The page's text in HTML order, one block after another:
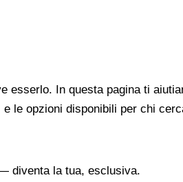
esserlo. In questa pagina ti
le opzioni disponibili per chi
diventa la tua, esclusiva.